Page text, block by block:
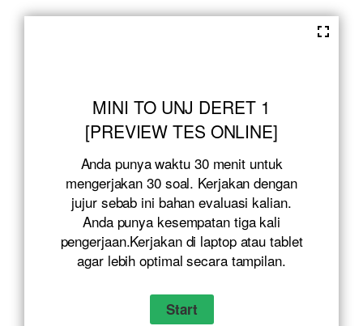
MINI TO UNJ DERET 1
[PREVIEW TES ONLINE]
Anda punya waktu 30 menit untuk
mengerjakan 30 soal. Kerjakan dengan
jujur sebab ini bahan evaluasi kalian.
Anda punya kesempatan tiga kali
pengerjaan.Kerjakan di laptop atau tablet
agar lebih optimal secara tampilan.